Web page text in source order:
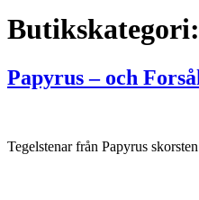
Butikskategori:
Papyrus – och
Tegelstenar från Papyrus